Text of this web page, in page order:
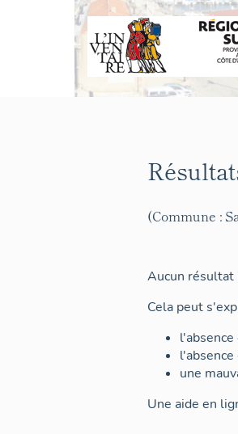
(Commune :
Aucun résultat
Cela peut
une
Une aide en